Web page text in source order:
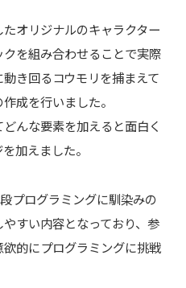
オリジナルのキャラクター
を組み合わせることで実際
き回るコウモリを捕まえて
成を行いました。
んな要素を加えると面白く
加えました。
プログラミングに馴染みの
すい内容となっており、参
的にプログラミングに挑戦